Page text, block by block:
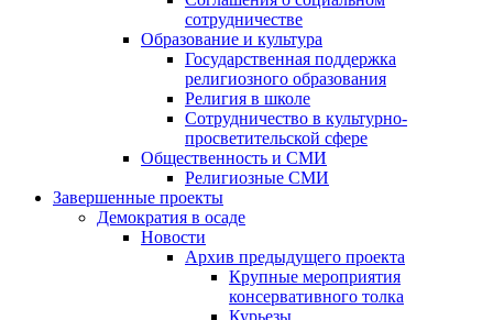
сотрудничестве
Образование и культура
Государственная поддержка
религиозного образования
Религия в школе
Сотрудничество в культурно-
просветительской сфере
Общественность и СМИ
Религиозные СМИ
Завершенные проекты
Демократия в осаде
Новости
Архив предыдущего проекта
Крупные мероприятия
консервативного толка
Курьезы